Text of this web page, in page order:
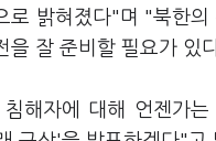
밝혀졌다"며 "북한
잘 준비할 필요가 있
해자에 대해 언젠가